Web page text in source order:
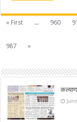
« First ... 960
987
»